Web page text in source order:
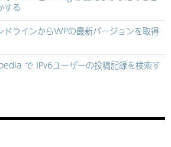
する
ドラインからWPの最新バージョンを取得
で IPv6ユーザーの投稿記録を検索す